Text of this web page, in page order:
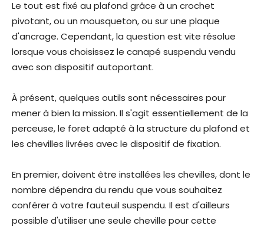
Le tout est fixé au plafond grâce à un crochet
pivotant, ou un mousqueton, ou sur une plaque
d'ancrage. Cependant, la question est vite résolue
lorsque vous choisissez le canapé suspendu vendu
avec son dispositif autoportant.
À présent, quelques outils sont nécessaires pour
mener à bien la mission. Il s'agit essentiellement de la
perceuse, le foret adapté à la structure du plafond et
les chevilles livrées avec le dispositif de fixation.
En premier, doivent être installées les chevilles, dont le
nombre dépendra du rendu que vous souhaitez
conférer à votre fauteuil suspendu. Il est d'ailleurs
possible d'utiliser une seule cheville pour cette